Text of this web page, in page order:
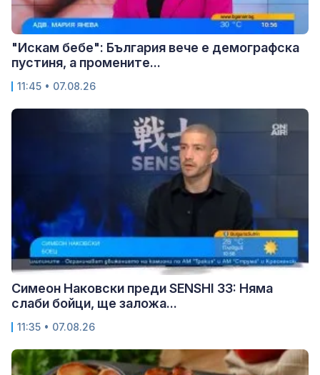
"Искам бебе": България вече е демографска
пустиня, а промените...
11:45 • 07.08.26
Симеон Наковски преди SENSHI 33: Няма
слаби бойци, ще заложа...
11:35 • 07.08.26